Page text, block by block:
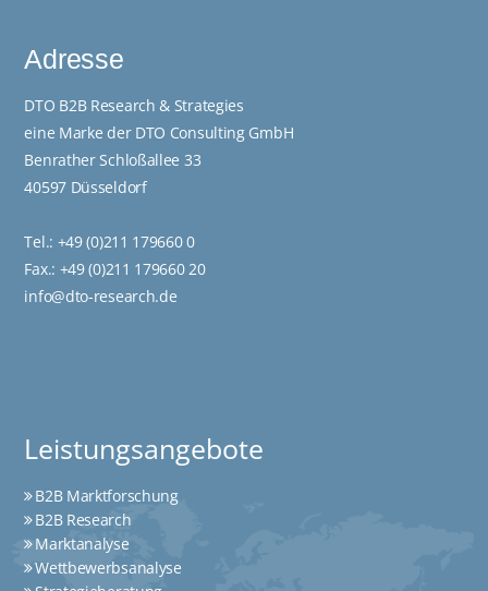
Adresse
DTO B2B Research & Strategies
eine Marke der DTO Consulting GmbH
Benrather Schloßallee 33
40597 Düsseldorf
Tel.: +49 (0)211 179660 0
Fax.: +49 (0)211 179660 20
info@dto-research.de
Leistungsangebote
B2B Marktforschung
B2B Research
Marktanalyse
Wettbewerbsanalyse